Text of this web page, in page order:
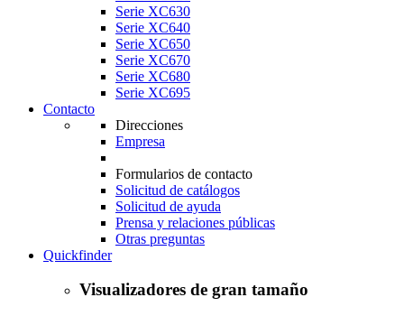
Serie XC630
Serie XC640
Serie XC650
Serie XC670
Serie XC680
Serie XC695
Contacto
Direcciones
Empresa
Formularios de contacto
Solicitud de catálogos
Solicitud de ayuda
Prensa y relaciones públicas
Otras preguntas
Quickfinder
Visualizadores de gran tamaño